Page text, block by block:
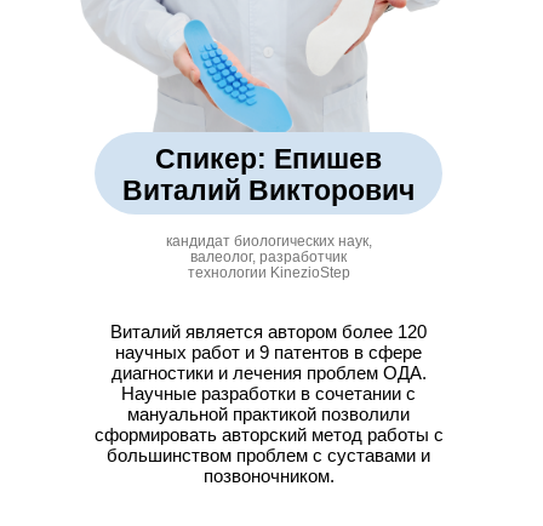
кандидат биологических наук,
валеолог, разработчик
технологии KinezioStep
Виталий является автором более 120
научных работ и 9 патентов в сфере
диагностики и лечения проблем ОДА.
Научные разработки в сочетании с
мануальной практикой позволили
сформировать авторский метод работы с
большинством проблем с суставами и
позвоночником.
Спикер: Епишев
Виталий Викторович